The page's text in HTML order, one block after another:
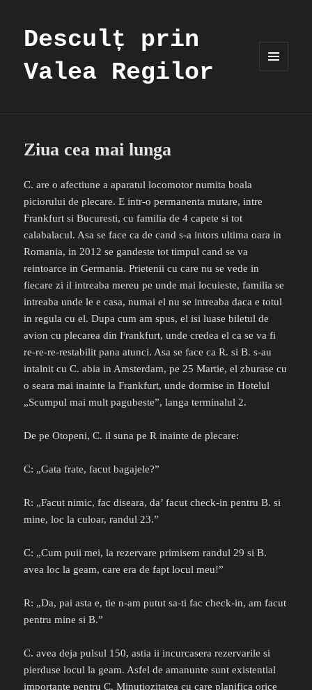
Desculț prin
Valea Regilor
Ziua cea mai lunga
C. are o afectiune a aparatul locomotor numita boala
piciorului de plecare. E intr-o permanenta mutare, intre
Frankfurt si Bucuresti, cu familia de 4 capete si tot
calabalacul. Asa se face ca de cand s-a intors ultima oara in
Romania, in 2012 se gandeste tot timpul cand se va
reintoarce in Germania. Prietenii cu care nu se vede in
fiecare zi il intreaba mereu pe unde mai locuieste, familia se
intreaba unde le e casa, numai el nu se intreaba daca e totul
in regula cu el. Dupa cum am spus, el isi luase biletul de
avion cu plecarea din Frankfurt, unde credea el ca se va fi
re-re-re-restabilit pana atunci. Asa se face ca R. si B. s-au
intalnit cu C. abia in Amsterdam, pe 25 Martie, el zburase cu
o seara mai inainte la Frankfurt, unde dormise in Hotelul
„Scumpul mai mult pagubeste”, langa terminalul 2.
De pe Otopeni, C. il suna pe R inainte de plecare:
C: „Gata frate, facut bagajele?”
R: „Facut nimic, fac diseara, da’ facut check-in pentru B. si
mine, loc la culoar, randul 23.”
C: „Cum puii mei, la rezervare primisem randul 29 si B.
avea loc la geam, care era de fapt locul meu!”
R: „Da, pai asta e, tie n-am putut sa-ti fac check-in, am facut
pentru mine si B.”
C. avea deja pulsul 150, astia ii incurcasera rezervarile si
pierduse locul la geam. Asfel de amanunte sunt existential
importante pentru C. Minutiozitatea cu care planifica orice